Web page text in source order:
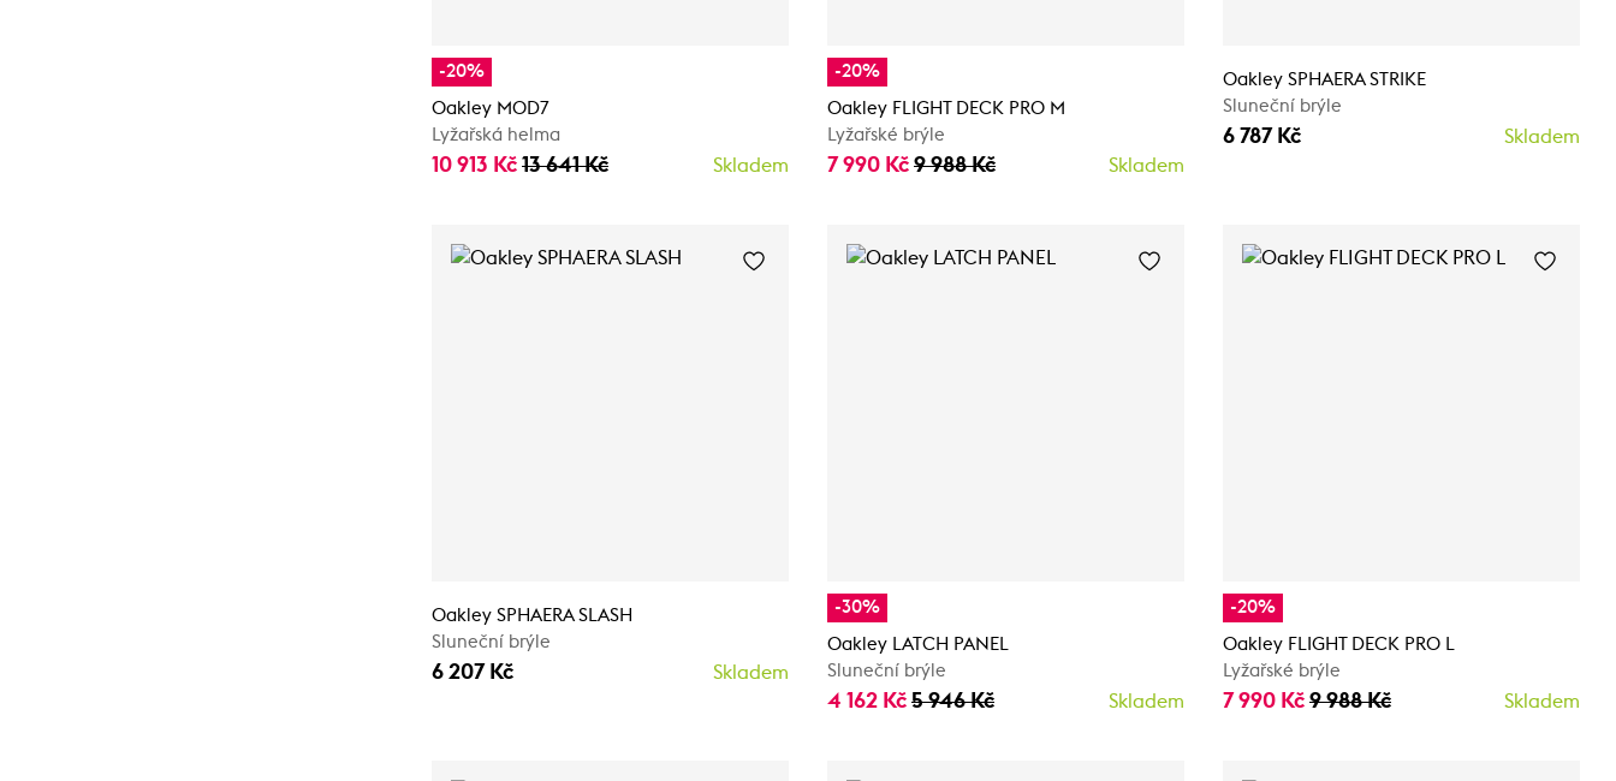
-20%
Oakley MOD7
Lyžařská helma
10 913 Kč 13 641 Kč Skladem
-20%
Oakley FLIGHT DECK PRO M
Lyžařské brýle
7 990 Kč 9 988 Kč Skladem
Oakley SPHAERA STRIKE
Sluneční brýle
6 787 Kč Skladem
Oakley SPHAERA SLASH
Sluneční brýle
6 207 Kč Skladem
-30%
Oakley LATCH PANEL
Sluneční brýle
4 162 Kč 5 946 Kč Skladem
-20%
Oakley FLIGHT DECK PRO L
Lyžařské brýle
7 990 Kč 9 988 Kč Skladem